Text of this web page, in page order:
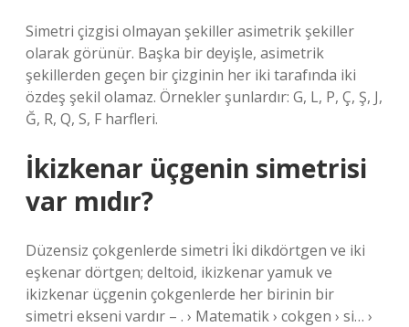
Simetri çizgisi olmayan şekiller asimetrik şekiller
olarak görünür. Başka bir deyişle, asimetrik
şekillerden geçen bir çizginin her iki tarafında iki
özdeş şekil olamaz. Örnekler şunlardır: G, L, P, Ç, Ş, J,
Ğ, R, Q, S, F harfleri.
İkizkenar üçgenin simetrisi
var mıdır?
Düzensiz çokgenlerde simetri İki dikdörtgen ve iki
eşkenar dörtgen; deltoid, ikizkenar yamuk ve
ikizkenar üçgenin çokgenlerde her birinin bir
simetri ekseni vardır – . › Matematik › cokgen › si… ›